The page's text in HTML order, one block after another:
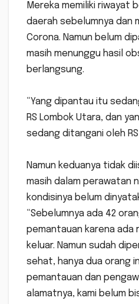
Mereka memiliki riwayat
daerah sebelumnya dan
Corona. Namun belum
masih menunggu hasil
berlangsung.
“Yang dipantau itu
RS Lombok Utara, dan
sedang ditangani oleh
Namun keduanya tidak
masih dalam perawatan
kondisinya belum
“Sebelumnya ada 42
pemantauan karena ada
keluar. Namun sudah
sehat, hanya dua orang
pemantauan dan
alamatnya, kami belum